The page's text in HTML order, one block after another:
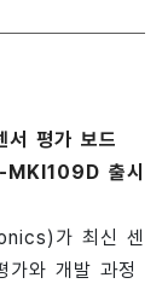
서 평가 보드
MKI109D 출시
가 최신 센
와 개발 과정